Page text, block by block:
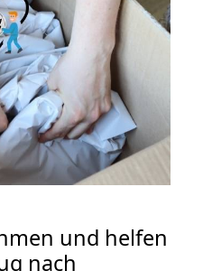
und helfen
nach